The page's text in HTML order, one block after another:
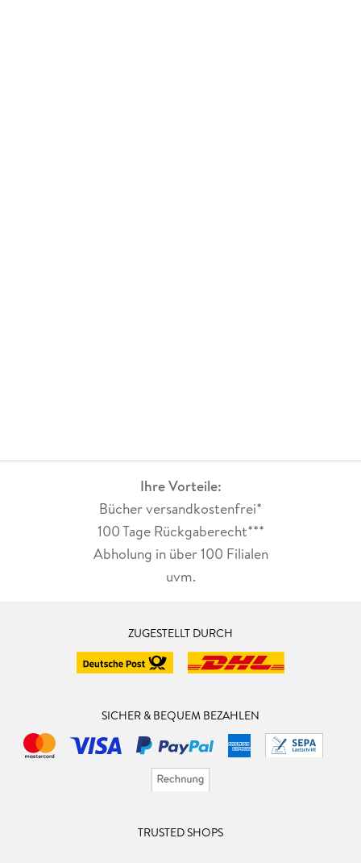
Ihre Vorteile:
Bücher versandkostenfrei*
100 Tage Rückgaberecht***
Abholung in über 100 Filialen
uvm.
ZUGESTELLT DURCH
SICHER & BEQUEM BEZAHLEN
TRUSTED SHOPS